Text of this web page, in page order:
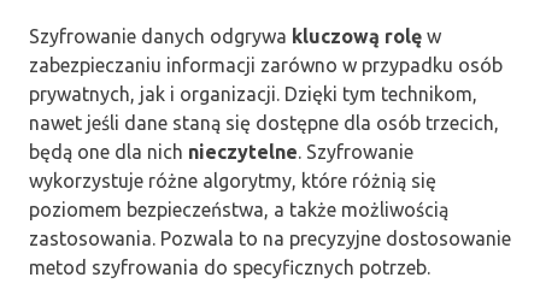
Szyfrowanie danych odgrywa kluczową rolę w
zabezpieczaniu informacji zarówno w przypadku osób
prywatnych, jak i organizacji. Dzięki tym technikom,
nawet jeśli dane staną się dostępne dla osób trzecich,
będą one dla nich nieczytelne . Szyfrowanie
wykorzystuje różne algorytmy, które różnią się
poziomem bezpieczeństwa, a także możliwością
zastosowania. Pozwala to na precyzyjne dostosowanie
metod szyfrowania do specyficznych potrzeb.